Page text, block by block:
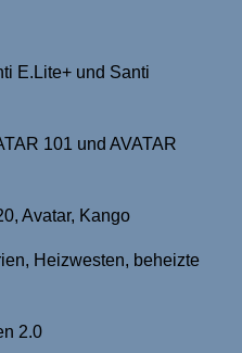
E.Lite+ und Santi
101 und AVATAR
Avatar, Kango
Heizwesten, beheizte
2.0